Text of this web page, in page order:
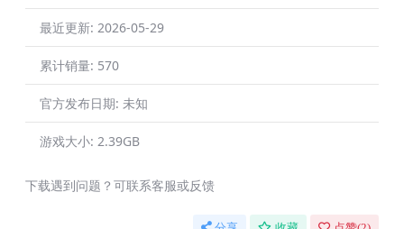
最近更新: 2026-05-29
累计销量: 570
官方发布日期: 未知
游戏大小: 2.39GB
下载遇到问题？可联系客服或反馈